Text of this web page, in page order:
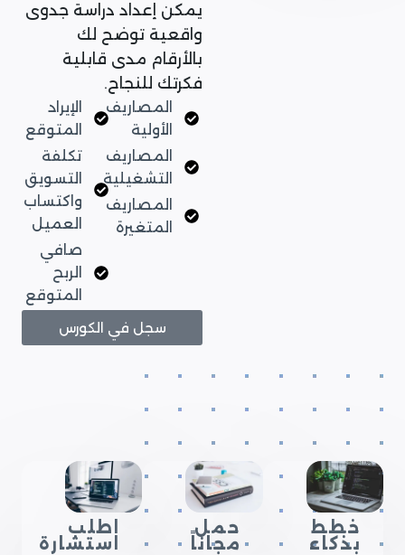
يمكن إعداد دراسة جدوى
واقعية توضح لك
بالأرقام مدى قابلية
فكرتك للنجاح.
المصاريف
الأولية
المصاريف
التشغيلية
المصاريف
المتغيرة
الإيراد
المتوقع
تكلفة
التسويق
واكتساب
العميل
صافي
الربح
المتوقع
سجل في الكورس
خطط
بذكاء
حمل
مجاناً
اطلب
استشارة